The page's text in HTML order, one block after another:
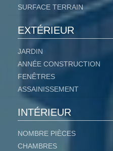
SURFACE TERRAIN
EXTÉRIEUR
JARDIN
ANNÉE CONSTRUCTION
FENÊTRES
ASSAINISSEMENT
INTÉRIEUR
NOMBRE PIÈCES
CHAMBRES